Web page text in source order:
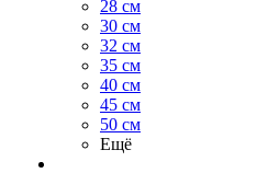
28 см
30 см
32 см
35 см
40 см
45 см
50 см
Ещё